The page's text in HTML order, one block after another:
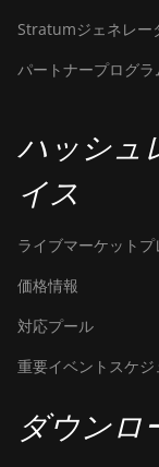
BITMAIN
BITMAIN
Hydro
Baikal
Stratumジェネレー
パートナープログラ
ハッシュ
イス
ライブマーケットプ
価格情報
対応プール
重要イベントスケジ
ダウンロ